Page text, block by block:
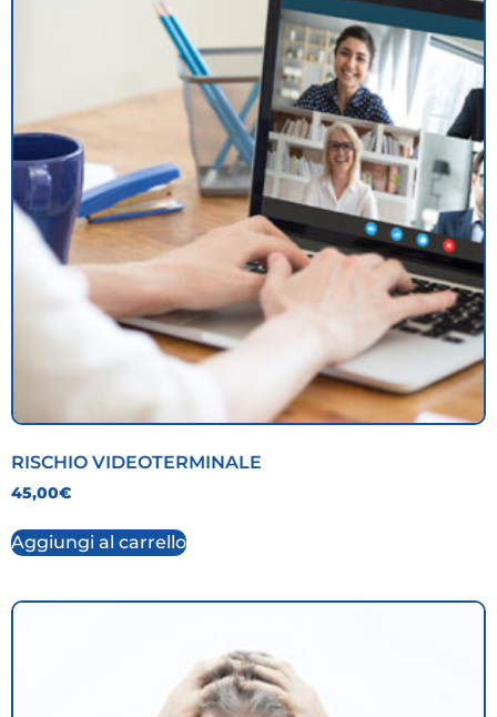
RISCHIO VIDEOTERMINALE
45,00€
Aggiungi al carrello